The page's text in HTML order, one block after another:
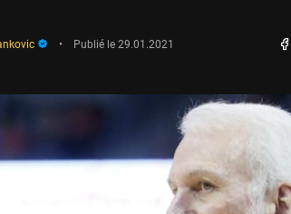
• Publié le 29.01.2021